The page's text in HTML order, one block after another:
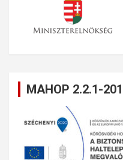
MAHOP 2.2.1-